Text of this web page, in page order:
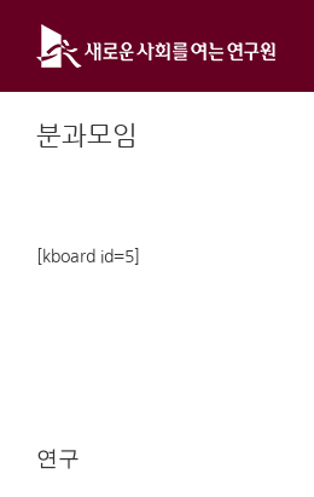
content
분과모임
[kboard id=5]
연구